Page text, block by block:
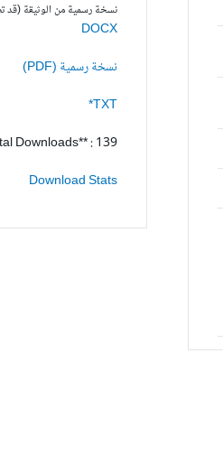
نسخة رسمية من الوثيقة (قد
DOCX
نسخة رسمية (PDF)
TXT*
Downloads** : 139
Download Stats